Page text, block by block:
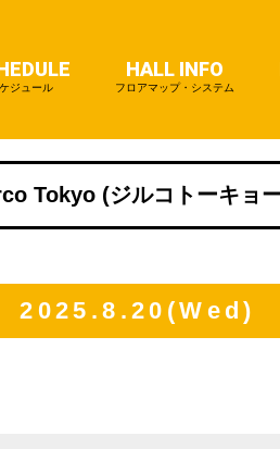
ジュール
HALL INFO
フロアマップ・システム
Tokyo (ジルコトーキョ
2025.8.20(Wed)